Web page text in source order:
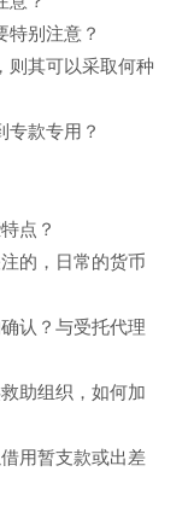
特别注意？
则其可以采取何种
专款专用？
点？
的，日常的货币
认？与受托代理
助组织，如何加
用暂支款或出差